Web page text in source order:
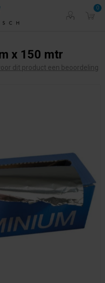
0
x 150 mtr
dit product een beoordeling